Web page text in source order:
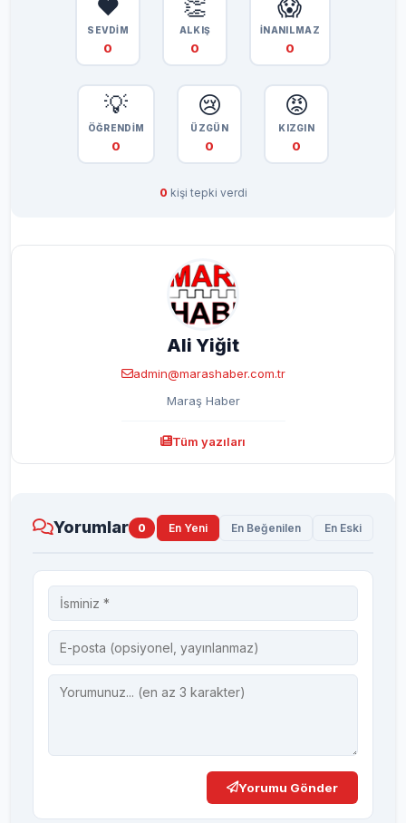
❤️
SEVDİM
0
👏
ALKIŞ
0
😱
İNANILMAZ
0
💡
ÖĞRENDİM
0
😢
ÜZGÜN
0
😡
KIZGIN
0
0 kişi tepki verdi
Ali Yiğit
admin@marashaber.com.tr
Maraş Haber
Tüm yazıları
Yorumlar 0 En Yeni En Beğenilen En Eski
Yorumu Gönder